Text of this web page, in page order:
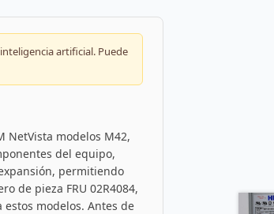
artificial. Puede
NetVista modelos M42,
del equipo,
permitiendo
de pieza FRU 02R4084,
modelos. Antes de